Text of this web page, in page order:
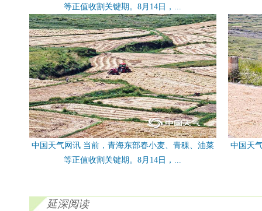
等正值收割关键期。8月14日，...
中国天气网讯 当前，青海东部春小麦、青稞、油菜
等正值收割关键期。8月14日，...
中国天
延深阅读